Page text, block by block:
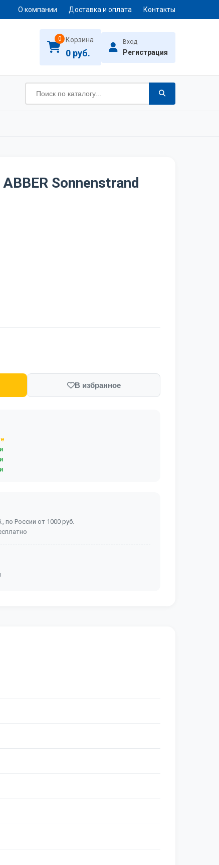
О компании Доставка и оплата Контакты
0 Корзина
0 руб.
Вход
Регистрация
Sonnenstrand
В избранное
по России от 1000 руб.